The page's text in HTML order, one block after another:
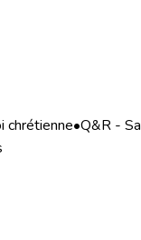
chrétienne•Q&R -